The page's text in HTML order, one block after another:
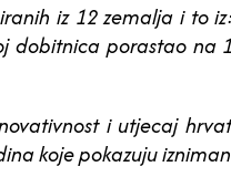
iz 12 zemalja i to
dobitnica porastao na
i utjecaj
koje pokazuju